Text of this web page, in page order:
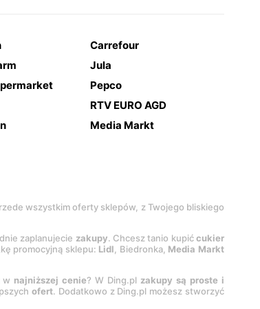
Carrefour
Jula
Pepco
RTV EURO AGD
Media Markt
wszystkim oferty sklepów, z Twojego bliskiego
zaplanujecie zakupy. Chcesz tanio kupićcukier
promocyjną sklepu: Lidl, Biedronka, Media Markt
w najniższej cenie? W Ding.pl zakupy są proste i
ofert. Dodatkowo z Ding.pl możesz stworzyć